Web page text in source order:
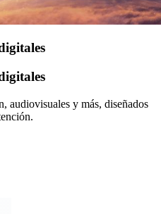
audiovisuales y más, diseñados